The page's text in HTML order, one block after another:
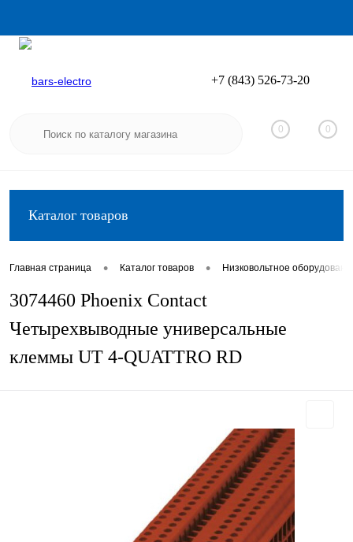
Вход
+7 (843) 526-73-20
0 0
Каталог товаров
Главная страница • Каталог товаров • Низковольтное
3074460 Phoenix Contact
Четырехвыводные универсальные
клеммы UT 4-QUATTRO RD